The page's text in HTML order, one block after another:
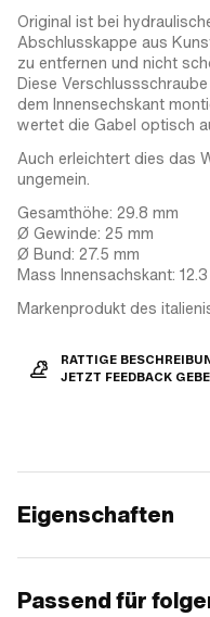
Original ist bei
Abschlusskappe aus
zu entfernen und nicht
Diese
dem Innensechskant
wertet die Gabel optisch
Auch erleichtert dies das
ungemein.
Gesamthöhe: 29.8 mm
Ø Gewinde: 25 mm
Ø Bund: 27.5 mm
Mass Innensachskant:
Markenprodukt des
RATTIGE
JETZT FEEDBACK
Eigenschaften
Passend für